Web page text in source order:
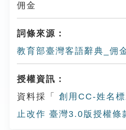
佣金
詞條來源：
教育部臺灣客語辭典_佣
授權資訊：
資料採「
創用CC-姓名
止改作 臺灣3.0版授權條